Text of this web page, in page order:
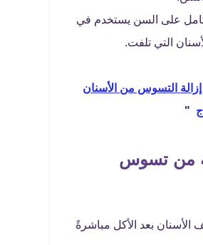
على السن يستخدم في
التي تلفت.
إزالة التسوس من الأسنان
"
من تسوس
الأسنان بعد الأكل مباشرةً